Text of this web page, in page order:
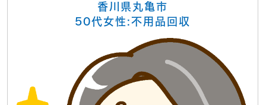
香川県丸亀市
50代女性:不用品回収